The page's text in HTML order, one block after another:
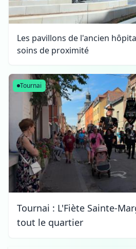
Les pavillons de l'ancien
soins de proximité
Tournai
Tournai : L'Fiète Sainte-
tout le quartier